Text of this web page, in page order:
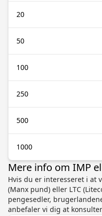
20
50
100
250
500
1000
Mere info om IMP
Hvis du er interesseret i at
(Manx pund) eller LTC
pengesedler,
anbefaler vi dig at